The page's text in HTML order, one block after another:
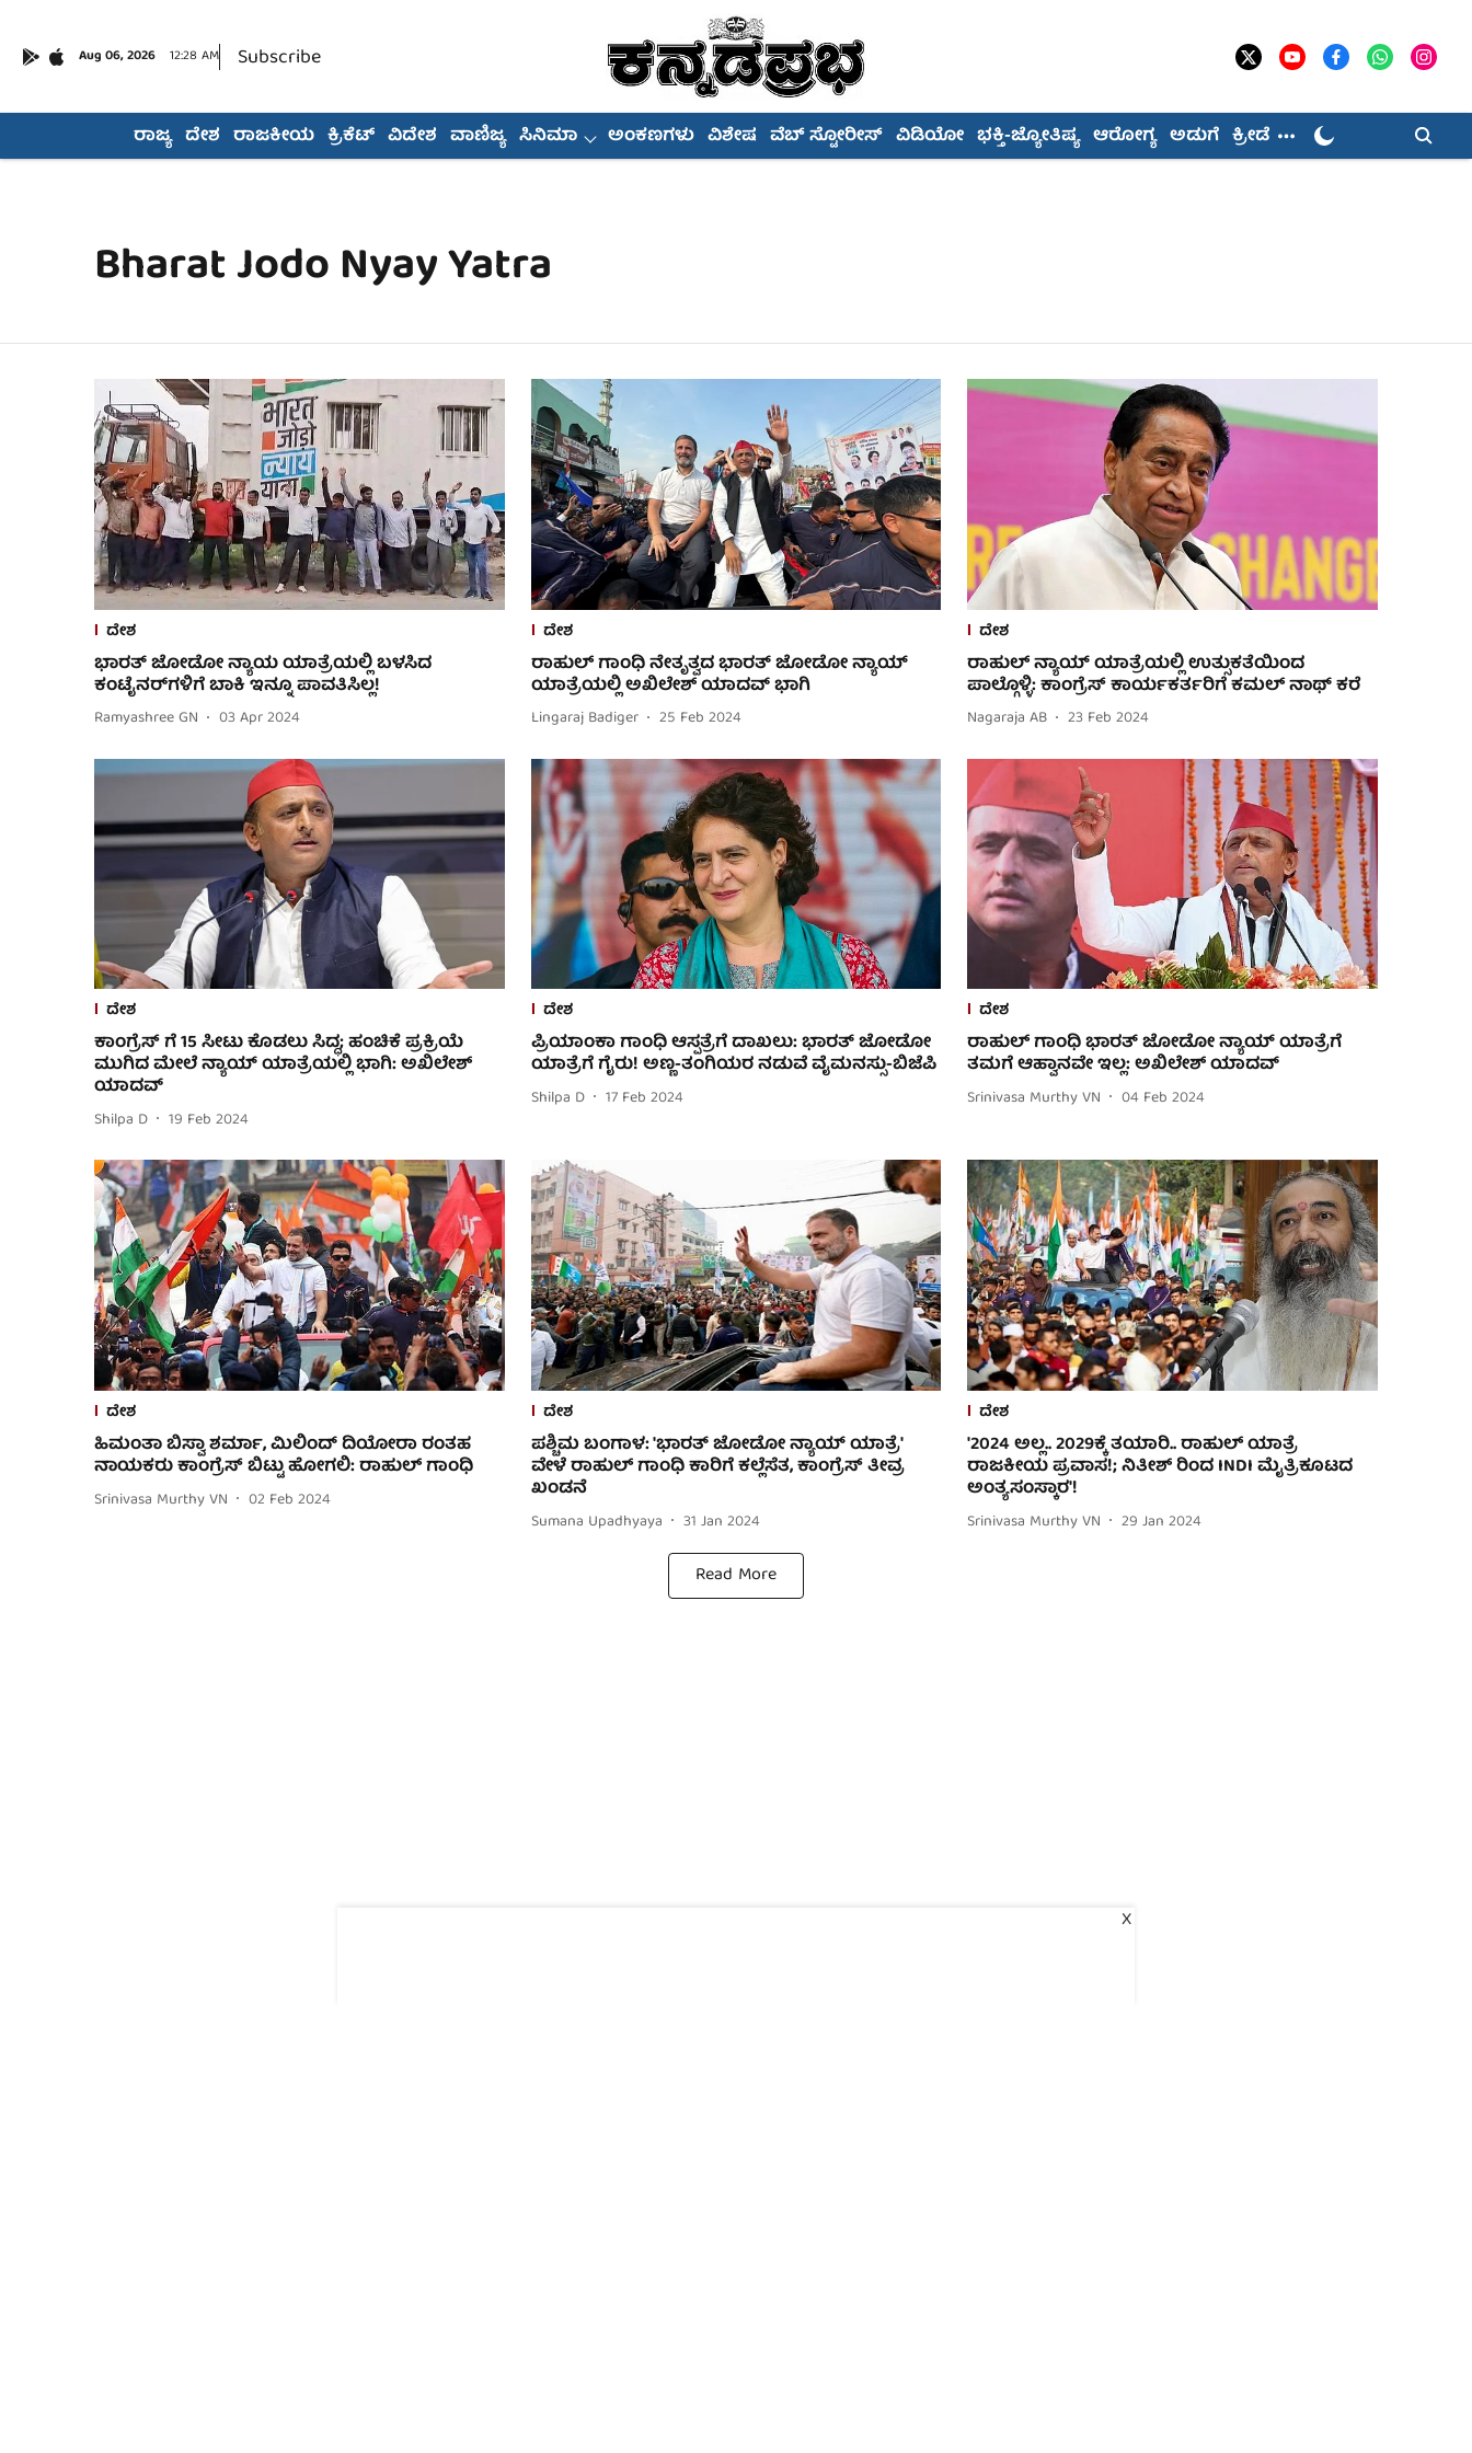
Aug 06, 2026 12:28 AM Subscribe
ರಾಜ್ಯ ದೇಶ ರಾಜಕೀಯ ಕ್ರಿಕೆಟ್ ವಿದೇಶ ವಾಣಿಜ್ಯ ಸಿನಿಮಾ ಅಂಕಣಗಳು ವಿಶೇಷ ವೆಬ್ ಸ್ಟೋರೀಸ್ ವಿಡಿಯೋ ಭಕ್ತಿ-ಜ್ಯೋತಿಷ್ಯ ಆರೋಗ್ಯ ಅಡುಗೆ ಕ್ರೀಡೆ
Bharat Jodo Nyay Yatra
ದೇಶ
ಭಾರತ್ ಜೋಡೋ ನ್ಯಾಯ ಯಾತ್ರೆಯಲ್ಲಿ ಬಳಸಿದ
ಕಂಟೈನರ್‌ಗಳಿಗೆ ಬಾಕಿ ಇನ್ನೂ ಪಾವತಿಸಿಲ್ಲ!
Ramyashree GN 03 Apr 2024
ದೇಶ
ರಾಹುಲ್ ಗಾಂಧಿ ನೇತೃತ್ವದ ಭಾರತ್ ಜೋಡೋ ನ್ಯಾಯ್
ಯಾತ್ರೆಯಲ್ಲಿ ಅಖಿಲೇಶ್ ಯಾದವ್ ಭಾಗಿ
Lingaraj Badiger 25 Feb 2024
ದೇಶ
ರಾಹುಲ್ ನ್ಯಾಯ್ ಯಾತ್ರೆಯಲ್ಲಿ ಉತ್ಸುಕತೆಯಿಂದ
ಪಾಲ್ಗೊಳ್ಳಿ: ಕಾಂಗ್ರೆಸ್ ಕಾರ್ಯಕರ್ತರಿಗೆ ಕಮಲ್ ನಾಥ್ ಕರೆ
Nagaraja AB 23 Feb 2024
ದೇಶ
ಕಾಂಗ್ರೆಸ್ ಗೆ 15 ಸೀಟು ಕೊಡಲು ಸಿದ್ಧ; ಹಂಚಿಕೆ ಪ್ರಕ್ರಿಯೆ
ಮುಗಿದ ಮೇಲೆ ನ್ಯಾಯ್ ಯಾತ್ರೆಯಲ್ಲಿ ಭಾಗಿ: ಅಖಿಲೇಶ್
ಯಾದವ್
Shilpa D 19 Feb 2024
ದೇಶ
ಪ್ರಿಯಾಂಕಾ ಗಾಂಧಿ ಆಸ್ಪತ್ರೆಗೆ ದಾಖಲು: ಭಾರತ್ ಜೋಡೋ
ಯಾತ್ರೆಗೆ ಗೈರು! ಅಣ್ಣ-ತಂಗಿಯರ ನಡುವೆ ವೈಮನಸ್ಸು-ಬಿಜೆಪಿ
Shilpa D 17 Feb 2024
ದೇಶ
ರಾಹುಲ್ ಗಾಂಧಿ ಭಾರತ್ ಜೋಡೋ ನ್ಯಾಯ್ ಯಾತ್ರೆಗೆ
ತಮಗೆ ಆಹ್ವಾನವೇ ಇಲ್ಲ: ಅಖಿಲೇಶ್ ಯಾದವ್
Srinivasa Murthy VN 04 Feb 2024
ದೇಶ
ಹಿಮಂತಾ ಬಿಸ್ವಾ ಶರ್ಮಾ, ಮಿಲಿಂದ್ ದಿಯೋರಾ ರಂತಹ
ನಾಯಕರು ಕಾಂಗ್ರೆಸ್ ಬಿಟ್ಟು ಹೋಗಲಿ: ರಾಹುಲ್ ಗಾಂಧಿ
Srinivasa Murthy VN 02 Feb 2024
ದೇಶ
ಪಶ್ಚಿಮ ಬಂಗಾಳ: 'ಭಾರತ್ ಜೋಡೋ ನ್ಯಾಯ್ ಯಾತ್ರೆ'
ವೇಳೆ ರಾಹುಲ್ ಗಾಂಧಿ ಕಾರಿಗೆ ಕಲ್ಲೆಸೆತ, ಕಾಂಗ್ರೆಸ್ ತೀವ್ರ
ಖಂಡನೆ
Sumana Upadhyaya 31 Jan 2024
ದೇಶ
'2024 ಅಲ್ಲ.. 2029ಕ್ಕೆ ತಯಾರಿ.. ರಾಹುಲ್ ಯಾತ್ರೆ
ರಾಜಕೀಯ ಪ್ರವಾಸ!; ನಿತೀಶ್ ರಿಂದ INDI ಮೈತ್ರಿಕೂಟದ
ಅಂತ್ಯಸಂಸ್ಕಾರ'!
Srinivasa Murthy VN 29 Jan 2024
Read More
X